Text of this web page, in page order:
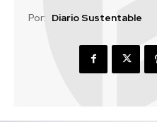
Por: Diario Sustentable